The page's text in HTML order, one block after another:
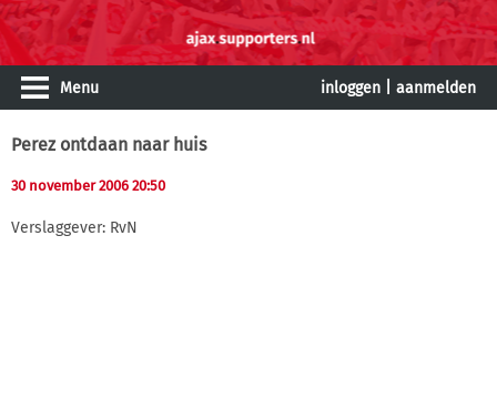
Menu inloggen aanmelden
Perez ontdaan naar huis
30 november 2006 20:50
Verslaggever: RvN